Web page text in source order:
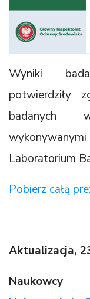
Wyniki
potwierdziły
badanych
Laboratorium
Pobierz całą
Aktualizacja,